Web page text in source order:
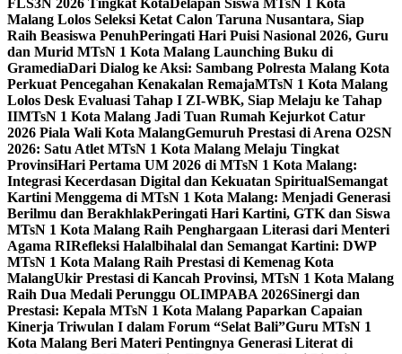
FLS3N 2026 Tingkat KotaDelapan Siswa MTsN 1 Kota
Malang Lolos Seleksi Ketat Calon Taruna Nusantara, Siap
Raih Beasiswa PenuhPeringati Hari Puisi Nasional 2026, Guru
dan Murid MTsN 1 Kota Malang Launching Buku di
GramediaDari Dialog ke Aksi: Sambang Polresta Malang Kota
Perkuat Pencegahan Kenakalan RemajaMTsN 1 Kota Malang
Lolos Desk Evaluasi Tahap I ZI-WBK, Siap Melaju ke Tahap
IIMTsN 1 Kota Malang Jadi Tuan Rumah Kejurkot Catur
2026 Piala Wali Kota MalangGemuruh Prestasi di Arena O2SN
2026: Satu Atlet MTsN 1 Kota Malang Melaju Tingkat
ProvinsiHari Pertama UM 2026 di MTsN 1 Kota Malang:
Integrasi Kecerdasan Digital dan Kekuatan SpiritualSemangat
Kartini Menggema di MTsN 1 Kota Malang: Menjadi Generasi
Berilmu dan BerakhlakPeringati Hari Kartini, GTK dan Siswa
MTsN 1 Kota Malang Raih Penghargaan Literasi dari Menteri
Agama RIRefleksi Halalbihalal dan Semangat Kartini: DWP
MTsN 1 Kota Malang Raih Prestasi di Kemenag Kota
MalangUkir Prestasi di Kancah Provinsi, MTsN 1 Kota Malang
Raih Dua Medali Perunggu OLIMPABA 2026Sinergi dan
Prestasi: Kepala MTsN 1 Kota Malang Paparkan Capaian
Kinerja Triwulan I dalam Forum “Selat Bali”Guru MTsN 1
Kota Malang Beri Materi Pentingnya Generasi Literat di